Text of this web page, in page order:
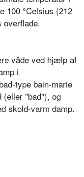
100 °Celsius (212
overflade.
våde ved hjælp af
i
type bain-marie
(eller "bad"), og
skold-varm damp.